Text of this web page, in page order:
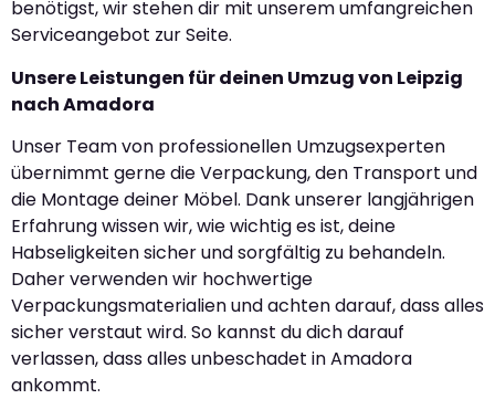
benötigst, wir stehen dir mit unserem umfangreichen
Serviceangebot zur Seite.
Unsere Leistungen für deinen Umzug von Leipzig
nach Amadora
Unser Team von professionellen Umzugsexperten
übernimmt gerne die Verpackung, den Transport und
die Montage deiner Möbel. Dank unserer langjährigen
Erfahrung wissen wir, wie wichtig es ist, deine
Habseligkeiten sicher und sorgfältig zu behandeln.
Daher verwenden wir hochwertige
Verpackungsmaterialien und achten darauf, dass alles
sicher verstaut wird. So kannst du dich darauf
verlassen, dass alles unbeschadet in Amadora
ankommt.